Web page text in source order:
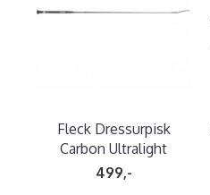
Fleck Dressurpisk
Carbon Ultralight
499,-